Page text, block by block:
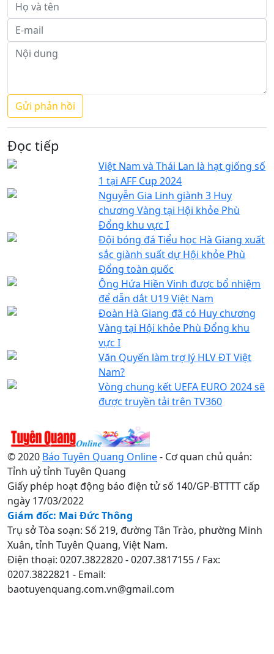
Đọc tiếp
Việt Nam và Thái Lan là hạt giống số
1 tại AFF Cup 2024
Nguyễn Gia Linh giành 3 Huy
chương Vàng tại Hội khỏe Phù
Đổng khu vực I
Đội bóng đá Tiểu học Hà Giang xuất
sắc giành suất dự Hội khỏe Phù
Đổng toàn quốc
Ông Hứa Hiền Vinh được bổ nhiệm
để dẫn dắt U19 Việt Nam
Đoàn Hà Giang đã có Huy chương
Vàng tại Hội khỏe Phù Đổng khu
vực I
Văn Quyến làm trợ lý HLV ĐT Việt
Nam?
Vòng chung kết UEFA EURO 2024 sẽ
được truyền tải trên TV360
© 2020 Báo Tuyên Quang Online- Cơ quan chủ quản:
Tỉnh uỷ tỉnh Tuyên Quang
Giấy phép hoạt động báo điện tử số 140/GP-BTTTT cấp
ngày 17/03/2022
Giám đốc: Mai Đức Thông
Trụ sở Tòa soạn: Số 219, đường Tân Trào, phường Minh
Xuân, tỉnh Tuyên Quang, Việt Nam.
Điện thoại: 0207.3822820 - 0207.3817155 / Fax:
0207.3822821 - Email:
baotuyenquang.com.vn@gmail.com